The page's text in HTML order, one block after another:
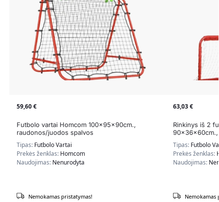
59,60€
Futbolo vartai Homcom 100x95x90cm.,
raudonos/juodos spalvos
Tipas: Futbolo Vartai
Prekės ženklas: Homcom
Naudojimas: Nenurodyta
Nemokamas pristatymas!
63,03€
Rinkinys iš 2
Tipas: Futbolo
Prekės ženklas:
Naudojimas:
Nemokamas